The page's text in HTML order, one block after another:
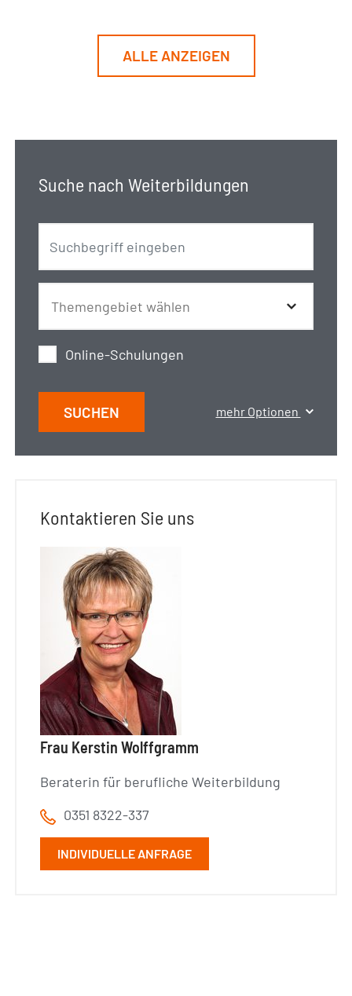
ALLE ANZEIGEN
Suche nach Weiterbildungen
Online-Schulungen
SUCHEN mehr Optionen
Kontaktieren Sie uns
Frau Kerstin Wolffgramm
Beraterin für berufliche Weiterbildung
0351 8322-337
INDIVIDUELLE ANFRAGE